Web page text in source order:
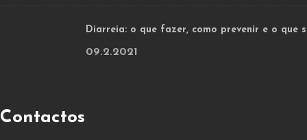
Diarreia: o que fazer, como prevenir e o que
09.2.2021
Contactos